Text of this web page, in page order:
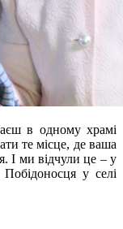
в одному храмі
те місце, де ваша
І ми відчули це – у
у селі